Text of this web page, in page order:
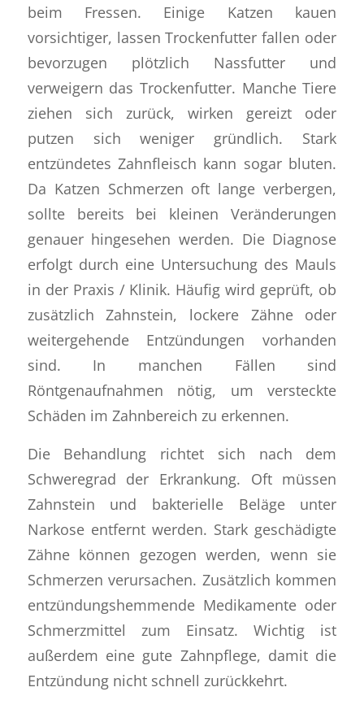
beim Fressen. Einige Katzen kauen
vorsichtiger, lassen Trockenfutter fallen oder
bevorzugen plötzlich Nassfutter und
verweigern das Trockenfutter. Manche Tiere
ziehen sich zurück, wirken gereizt oder
putzen sich weniger gründlich. Stark
entzündetes Zahnfleisch kann sogar bluten.
Da Katzen Schmerzen oft lange verbergen,
sollte bereits bei kleinen Veränderungen
genauer hingesehen werden. Die Diagnose
erfolgt durch eine Untersuchung des Mauls
in der Praxis / Klinik. Häufig wird geprüft, ob
zusätzlich Zahnstein, lockere Zähne oder
weitergehende Entzündungen vorhanden
sind. In manchen Fällen sind
Röntgenaufnahmen nötig, um versteckte
Schäden im Zahnbereich zu erkennen.
Die Behandlung richtet sich nach dem
Schweregrad der Erkrankung. Oft müssen
Zahnstein und bakterielle Beläge unter
Narkose entfernt werden. Stark geschädigte
Zähne können gezogen werden, wenn sie
Schmerzen verursachen. Zusätzlich kommen
entzündungshemmende Medikamente oder
Schmerzmittel zum Einsatz. Wichtig ist
außerdem eine gute Zahnpflege, damit die
Entzündung nicht schnell zurückkehrt.